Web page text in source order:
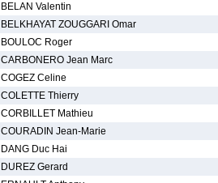
BELAN Valentin
BELKHAYAT ZOUGGARI Omar
BOULOC Roger
CARBONERO Jean Marc
COGEZ Celine
COLETTE Thierry
CORBILLET Mathieu
COURADIN Jean-Marie
DANG Duc Hai
DUREZ Gerard